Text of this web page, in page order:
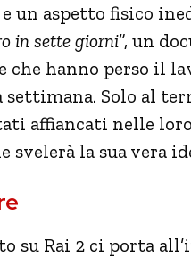
un aspetto fisico
in sette giorni”, un
che hanno perso il
Solo al
affiancati nelle
svelerà la sua vera
su Rai 2 ci porta